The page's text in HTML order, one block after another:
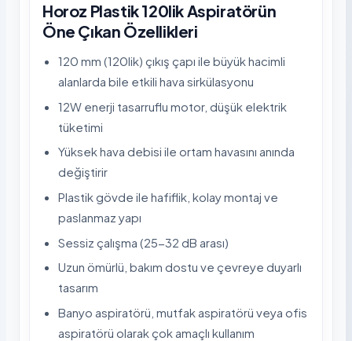
Horoz Plastik 120lik Aspiratörün
Öne Çıkan Özellikleri
120 mm (120lik) çıkış çapı ile büyük hacimli
alanlarda bile etkili hava sirkülasyonu
12W enerji tasarruflu motor, düşük elektrik
tüketimi
Yüksek hava debisi ile ortam havasını anında
değiştirir
Plastik gövde ile hafiflik, kolay montaj ve
paslanmaz yapı
Sessiz çalışma (25-32 dB arası)
Uzun ömürlü, bakım dostu ve çevreye duyarlı
tasarım
Banyo aspiratörü, mutfak aspiratörü veya ofis
aspiratörü olarak çok amaçlı kullanım